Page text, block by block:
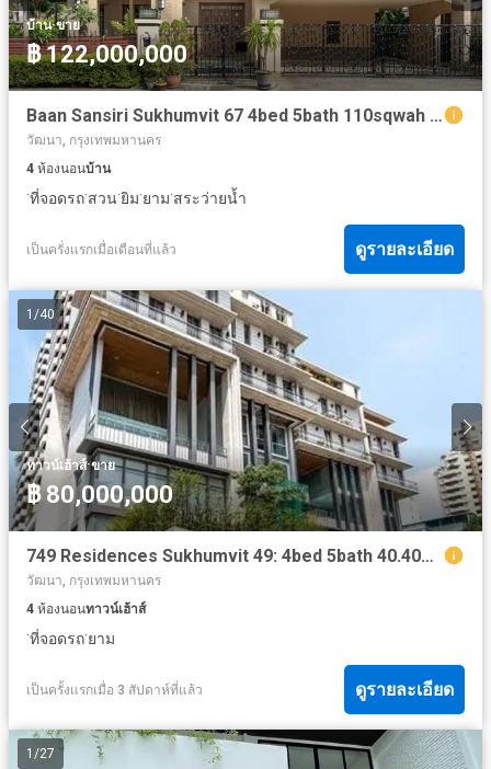
บ้าน·ขาย
฿ 122,000,000
Baan Sansiri Sukhumvit 67 4bed 5bath 110sqwah 490sqm. 122,000,000 Am: 065619----
วัฒนา, กรุงเทพมหานคร
4 ห้องนอนบ้าน
·ที่จอดรถ·สวน·ยิม·ยาม·สระว่ายน้ำ
เป็นครั่งแรกเมื่อเดือนที่แล้ว ดูรายละเอียด
1 /40
ทาวน์เฮ้าส์·ขาย
฿ 80,000,000
749 Residences Sukhumvit 49: 4bed 5bath 40.40sqwah 467.5sqm. 80,000,000 Am: 065619----
วัฒนา, กรุงเทพมหานคร
4 ห้องนอนทาวน์เฮ้าส์
·ที่จอดรถ·ยาม
เป็นครั้งแรกเมื่อ 3 สัปดาห์ที่แล้ว ดูรายละเอียด
1 /27